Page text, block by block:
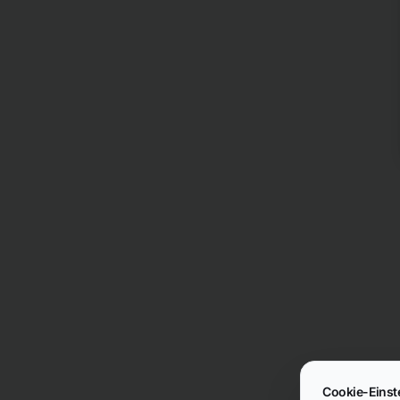
Cookie-